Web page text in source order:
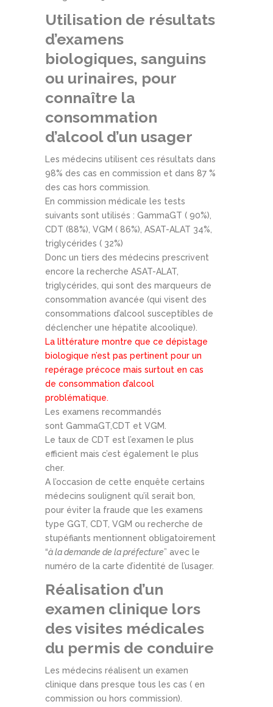
Utilisation de résultats
d’examens
biologiques, sanguins
ou urinaires, pour
connaître la
consommation
d’alcool d’un usager
Les médecins utilisent ces résultats dans
98% des cas en commission et dans 87 %
des cas hors commission.
En commission médicale les tests
suivants sont utilisés : GammaGT ( 90%),
CDT (88%), VGM ( 86%), ASAT-ALAT 34%,
triglycérides ( 32%)
Donc un tiers des médecins prescrivent
encore la recherche ASAT-ALAT,
triglycérides, qui sont des marqueurs de
consommation avancée (qui visent des
consommations d’alcool susceptibles de
déclencher une hépatite alcoolique).
La littérature montre que ce dépistage
biologique n’est pas pertinent pour un
repérage précoce mais surtout en cas
de consommation d’alcool
problématique.
Les examens recommandés
sont GammaGT,CDT et VGM.
Le taux de CDT est l’examen le plus
efficient mais c’est également le plus
cher.
A l’occasion de cette enquête certains
médecins soulignent qu’il serait bon,
pour éviter la fraude que les examens
type GGT, CDT, VGM ou recherche de
stupéfiants mentionnent obligatoirement
“à la demande de la préfecture” avec le
numéro de la carte d’identité de l’usager.
Réalisation d’un
examen clinique lors
des visites médicales
du permis de conduire
Les médecins réalisent un examen
clinique dans presque tous les cas ( en
commission ou hors commission).